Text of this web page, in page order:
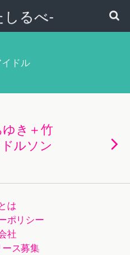
しるべ-
イドル
き＋竹
ルソン
は
ポリシー
社
ス募集